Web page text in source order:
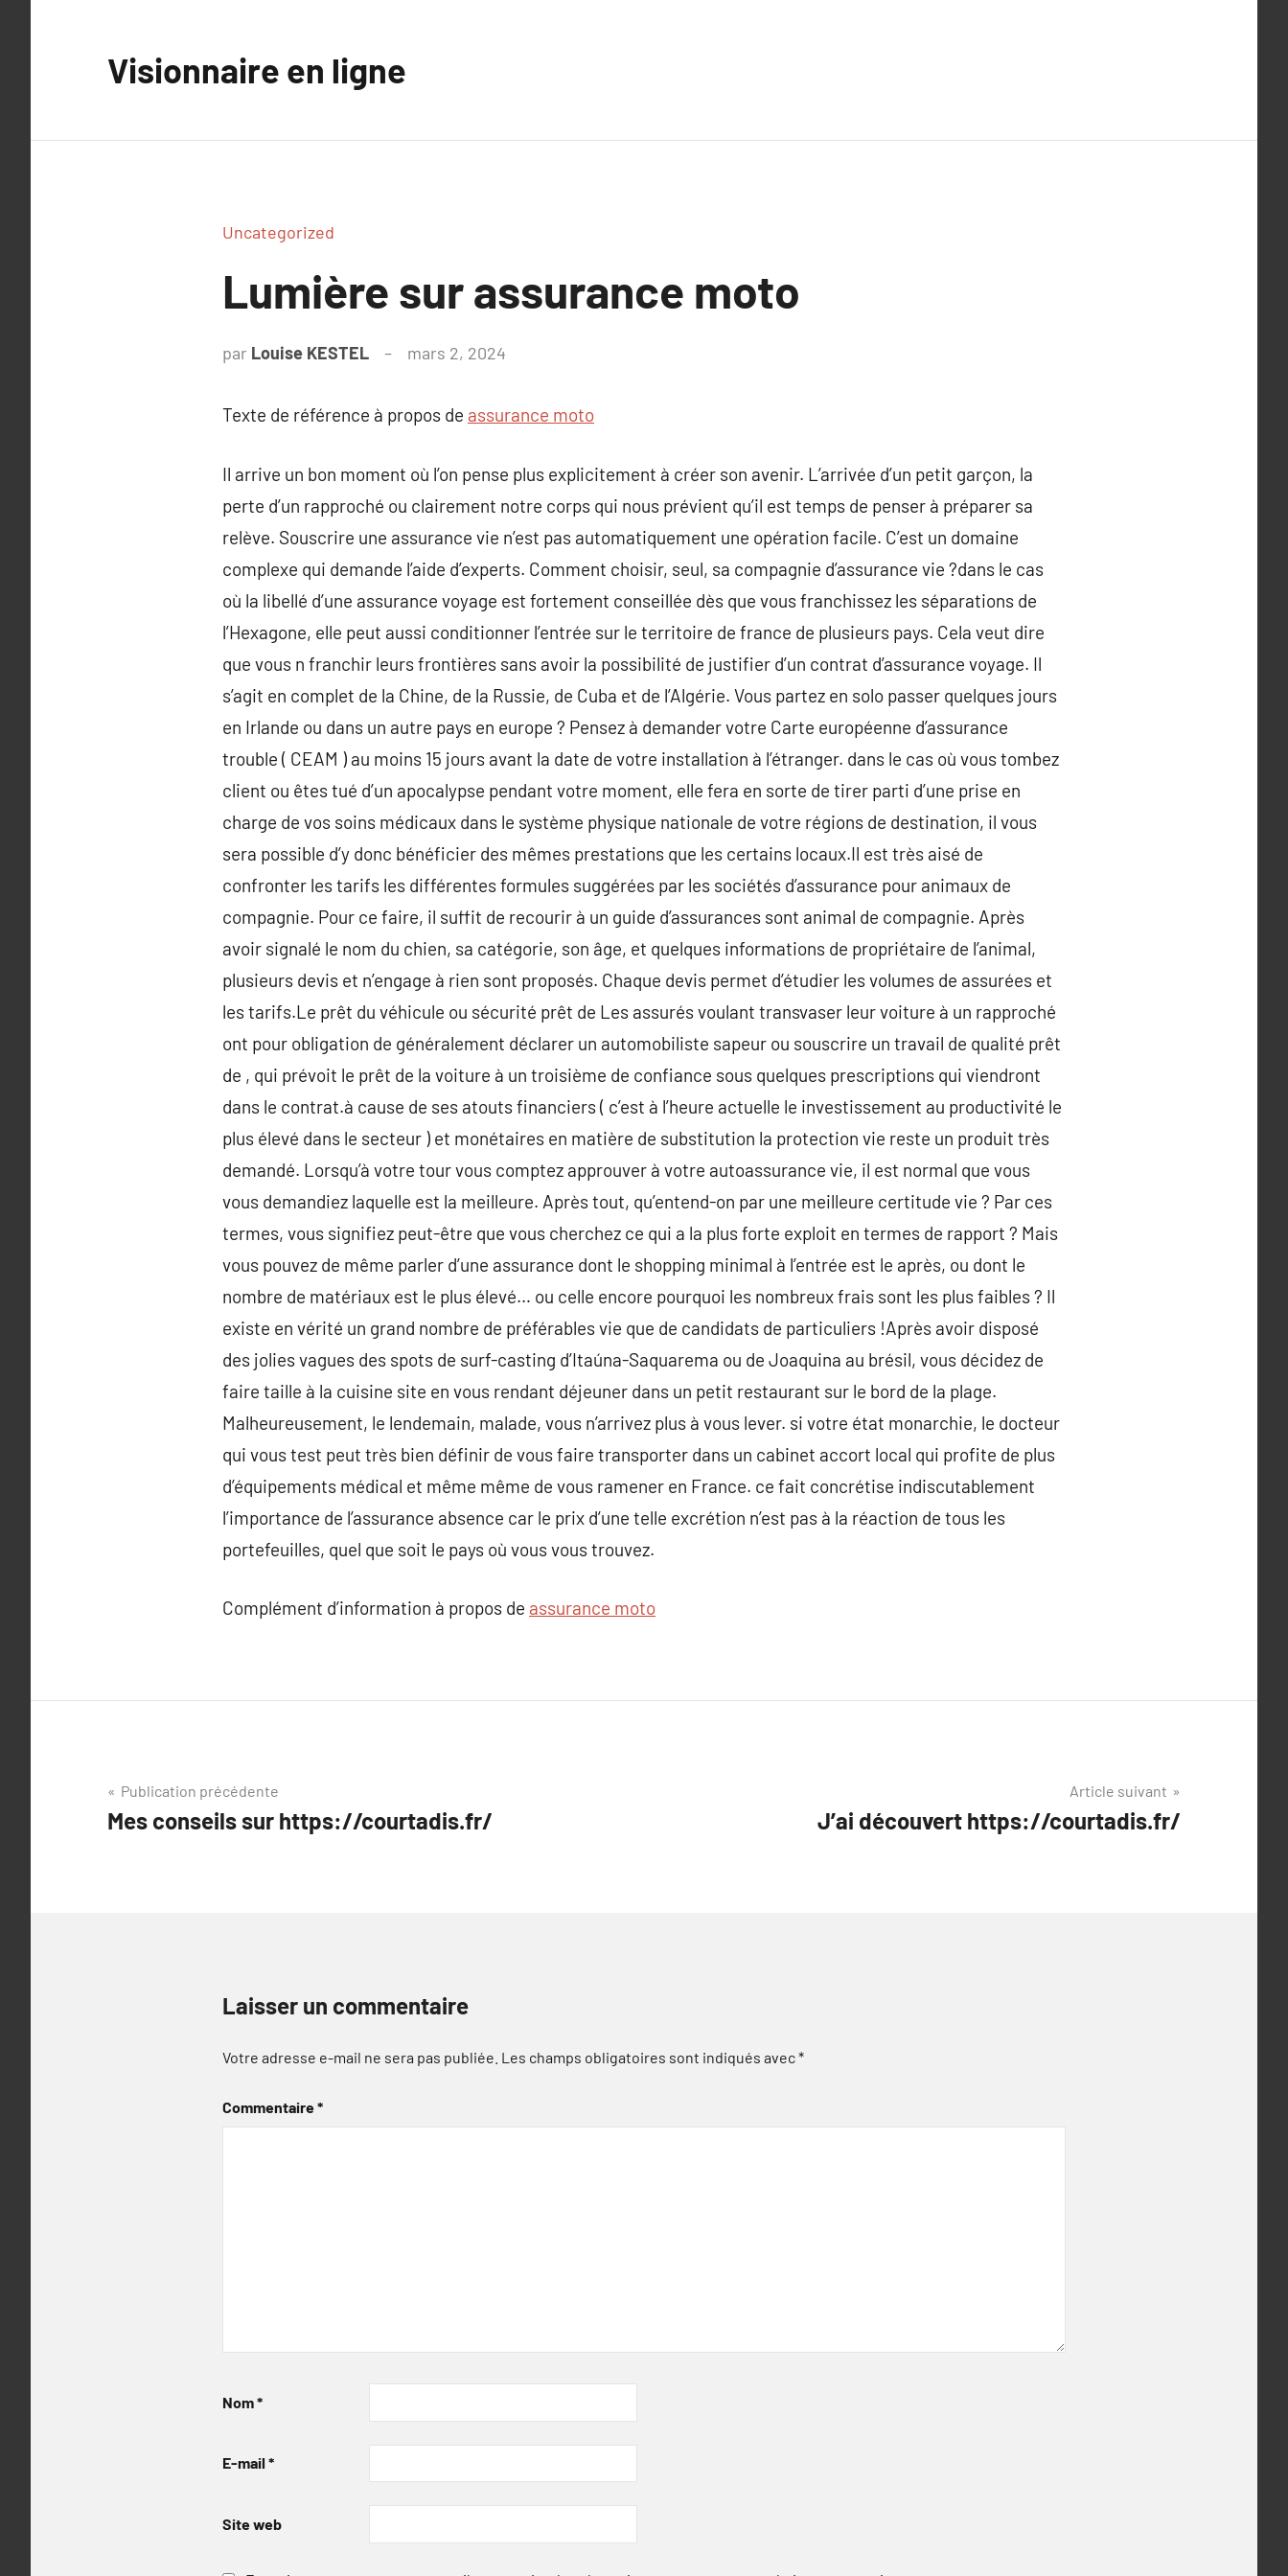
Visionnaire en ligne
Uncategorized
Lumière sur assurance moto
par Louise KESTEL mars 2, 2024
Texte de référence à propos de assurance moto
Il arrive un bon moment où l’on pense plus explicitement à créer son avenir. L’arrivée d’un petit garçon, la
perte d’un rapproché ou clairement notre corps qui nous prévient qu’il est temps de penser à préparer sa
relève. Souscrire une assurance vie n’est pas automatiquement une opération facile. C’est un domaine
complexe qui demande l’aide d’experts. Comment choisir, seul, sa compagnie d’assurance vie ?dans le cas
où la libellé d’une assurance voyage est fortement conseillée dès que vous franchissez les séparations de
l’Hexagone, elle peut aussi conditionner l’entrée sur le territoire de france de plusieurs pays. Cela veut dire
que vous n franchir leurs frontières sans avoir la possibilité de justifier d’un contrat d’assurance voyage. Il
s’agit en complet de la Chine, de la Russie, de Cuba et de l’Algérie. Vous partez en solo passer quelques jours
en Irlande ou dans un autre pays en europe ? Pensez à demander votre Carte européenne d’assurance
trouble ( CEAM ) au moins 15 jours avant la date de votre installation à l’étranger. dans le cas où vous tombez
client ou êtes tué d’un apocalypse pendant votre moment, elle fera en sorte de tirer parti d’une prise en
charge de vos soins médicaux dans le système physique nationale de votre régions de destination, il vous
sera possible d’y donc bénéficier des mêmes prestations que les certains locaux.Il est très aisé de
confronter les tarifs les différentes formules suggérées par les sociétés d’assurance pour animaux de
compagnie. Pour ce faire, il suffit de recourir à un guide d’assurances sont animal de compagnie. Après
avoir signalé le nom du chien, sa catégorie, son âge, et quelques informations de propriétaire de l’animal,
plusieurs devis et n’engage à rien sont proposés. Chaque devis permet d’étudier les volumes de assurées et
les tarifs.Le prêt du véhicule ou sécurité prêt de Les assurés voulant transvaser leur voiture à un rapproché
ont pour obligation de généralement déclarer un automobiliste sapeur ou souscrire un travail de qualité prêt
de , qui prévoit le prêt de la voiture à un troisième de confiance sous quelques prescriptions qui viendront
dans le contrat.à cause de ses atouts financiers ( c’est à l’heure actuelle le investissement au productivité le
plus élevé dans le secteur ) et monétaires en matière de substitution la protection vie reste un produit très
demandé. Lorsqu’à votre tour vous comptez approuver à votre autoassurance vie, il est normal que vous
vous demandiez laquelle est la meilleure. Après tout, qu’entend-on par une meilleure certitude vie ? Par ces
termes, vous signifiez peut-être que vous cherchez ce qui a la plus forte exploit en termes de rapport ? Mais
vous pouvez de même parler d’une assurance dont le shopping minimal à l’entrée est le après, ou dont le
nombre de matériaux est le plus élevé… ou celle encore pourquoi les nombreux frais sont les plus faibles ? Il
existe en vérité un grand nombre de préférables vie que de candidats de particuliers !Après avoir disposé
des jolies vagues des spots de surf-casting d’Itaúna-Saquarema ou de Joaquina au brésil, vous décidez de
faire taille à la cuisine site en vous rendant déjeuner dans un petit restaurant sur le bord de la plage.
Malheureusement, le lendemain, malade, vous n’arrivez plus à vous lever. si votre état monarchie, le docteur
qui vous test peut très bien définir de vous faire transporter dans un cabinet accort local qui profite de plus
d’équipements médical et même même de vous ramener en France. ce fait concrétise indiscutablement
l’importance de l’assurance absence car le prix d’une telle excrétion n’est pas à la réaction de tous les
portefeuilles, quel que soit le pays où vous vous trouvez.
Complément d’information à propos de assurance moto
Navigation
de
Publication précédente
Mes conseils sur https://courtadis.fr/
Article suivant
J’ai découvert https://courtadis.fr/
Laisser un commentaire
Votre adresse e-mail ne sera pas publiée. Les champs obligatoires sont indiqués avec*
Commentaire*
Nom*
E-mail *
Site web